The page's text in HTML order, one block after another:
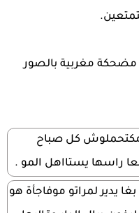
مكتحملوش كل صباح
راسها يستااهل المو .
يدير لمراتو موفاجأة هو